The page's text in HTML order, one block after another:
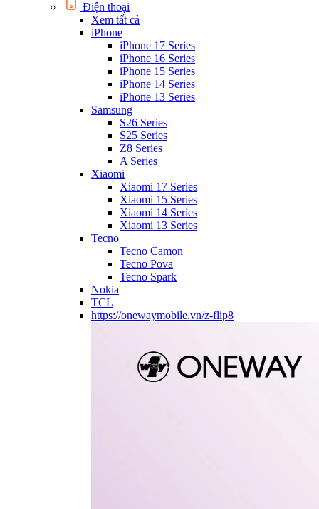
Điện thoại
Xem tất cả
iPhone
iPhone 17 Series
iPhone 16 Series
iPhone 15 Series
iPhone 14 Series
iPhone 13 Series
Samsung
S26 Series
S25 Series
Z8 Series
A Series
Xiaomi
Xiaomi 17 Series
Xiaomi 15 Series
Xiaomi 14 Series
Xiaomi 13 Series
Tecno
Tecno Camon
Tecno Pova
Tecno Spark
Nokia
TCL
https://onewaymobile.vn/z-flip8